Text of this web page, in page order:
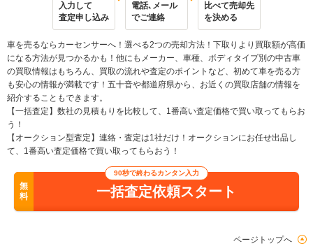
入力して
査定申し込み
電話､メール
でご連絡
比べて売却先
を決める
車を売るならカーセンサーへ！選べる2つの売却方法！下取りより買取額が高価
になる方法が見つかるかも！他にもメーカー、車種、ボディタイプ別の中古車
の買取情報はもちろん、買取の流れや査定のポイントなど、初めて車を売る方
も安心の情報が満載です！五十音や都道府県から、お近くの買取店舗の情報を
紹介することもできます。
【一括査定】数社の見積もりを比較して、1番高い査定価格で買い取ってもらお
う！
【オークション型査定】連絡・査定は1社だけ！オークションにお任せ出品し
て、1番高い査定価格で買い取ってもらおう！
無
料
90秒で終わるカンタン入力
一括査定依頼スタート
ページトップへ